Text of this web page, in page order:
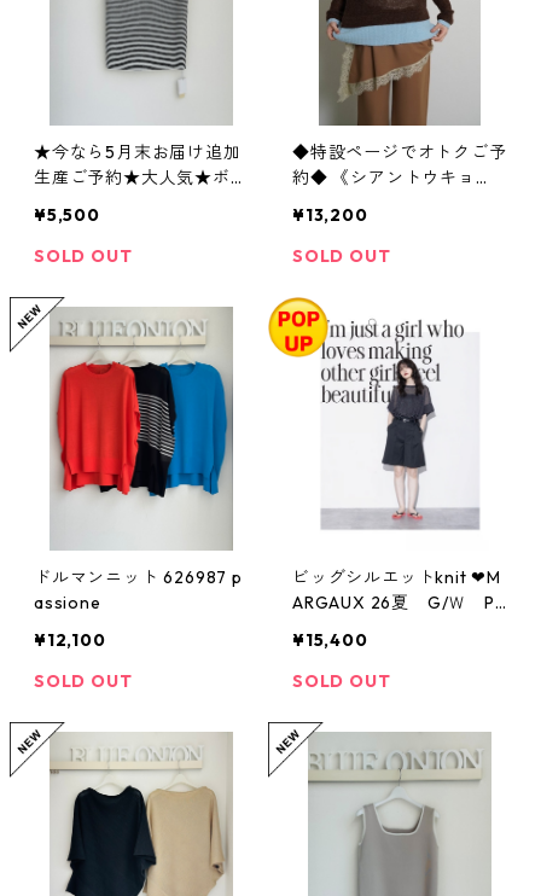
★今なら5月末お届け追加
生産ご予約★大人気★ボー
¥5,500
SOLD OUT
◆特設ページでオトクご予
約◆ 《シアントウキョ
アニット 604507 cyanto
kyo 2603 b -009
¥13,200
SOLD OUT
ドルマンニット 626987 p
assione
¥12,100
SOLD OUT
ビッグシルエットknit ❤︎M
ARGAUX 26夏 G/Ｗ P
0 - S margaux 2605c-00
8
¥15,400
SOLD OUT